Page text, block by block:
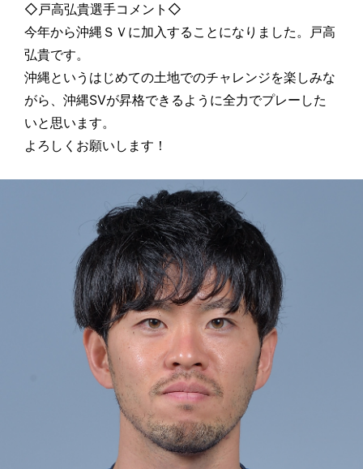
◇戸高弘貴選手コメント◇
今年から沖縄ＳＶに加入することになりました。戸高
弘貴です。
沖縄というはじめての土地でのチャレンジを楽しみな
がら、沖縄SVが昇格できるように全力でプレーした
いと思います。
よろしくお願いします！